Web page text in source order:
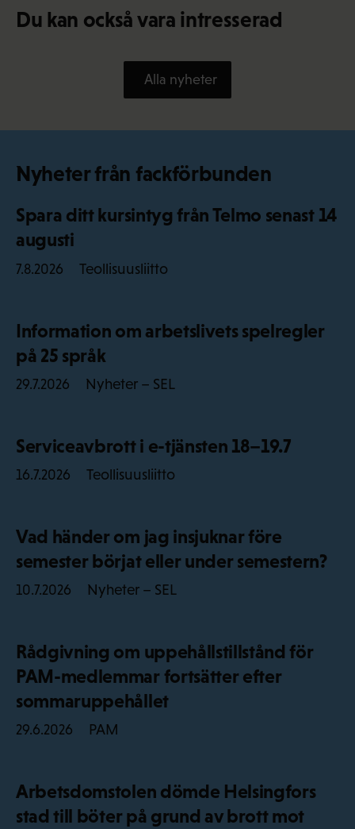
Du kan också vara intresserad
Alla nyheter
Nyheter från fackförbunden
Spara ditt kursintyg från Telmo senast 14
augusti
7.8.2026 Teollisuusliitto
Information om arbetslivets spelregler
på 25 språk
29.7.2026 Nyheter – SEL
Serviceavbrott i e-tjänsten 18–19.7
16.7.2026 Teollisuusliitto
Vad händer om jag insjuknar före
semester börjat eller under semestern?
10.7.2026 Nyheter – SEL
Rådgivning om uppehållstillstånd för
PAM-medlemmar fortsätter efter
sommaruppehållet
29.6.2026 PAM
Arbetsdomstolen dömde Helsingfors
stad till böter på grund av brott mot